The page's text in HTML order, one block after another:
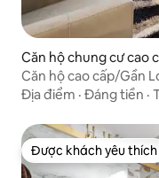
Căn hộ chung cư cao
Căn hộ cao cấp/Gần
Địa điểm · Đáng tiền ·
Được khách yêu thích
Được khách yêu thích